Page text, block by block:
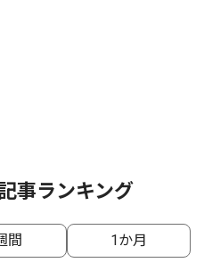
事ランキング
間 1か月